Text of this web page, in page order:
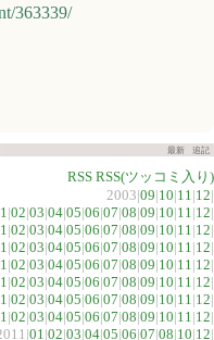
363339/
最新 追記
RSS RSS(ツッコミ入り)
2003|09|10|11 |12|
|02|03|04|05|06|07|08|09|10|11 |12|
|02|03|04|05|06|07|08|09|10|11 |12|
|02|03|04|05|06|07|08|09|10|11 |12|
|02|03|04|05|06|07|08|09|10|11 |12|
|02|03|04|05|06|07|08|09|10|11 |12|
|02|03|04|05|06|07|08|09|10|11 |12|
|02|03|04|05|06|07|08|09|10|11 |12|
01 |02|03|04|05|06|07|08|10|12|